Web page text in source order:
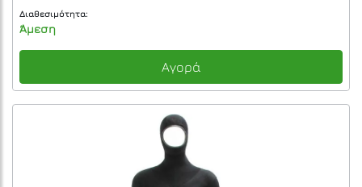
Διαθεσιμότητα:
Άμεση
Αγορά